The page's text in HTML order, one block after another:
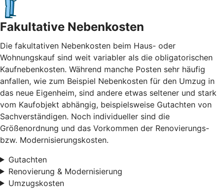
Fakultative Nebenkosten
Die fakultativen Nebenkosten beim Haus- oder
Wohnungskauf sind weit variabler als die obligatorischen
Kaufnebenkosten. Während manche Posten sehr häufig
anfallen, wie zum Beispiel Nebenkosten für den Umzug in
das neue Eigenheim, sind andere etwas seltener und stark
vom Kaufobjekt abhängig, beispielsweise Gutachten von
Sachverständigen. Noch individueller sind die
Größenordnung und das Vorkommen der Renovierungs-
bzw. Modernisierungskosten.
Gutachten
Renovierung & Modernisierung
Umzugskosten